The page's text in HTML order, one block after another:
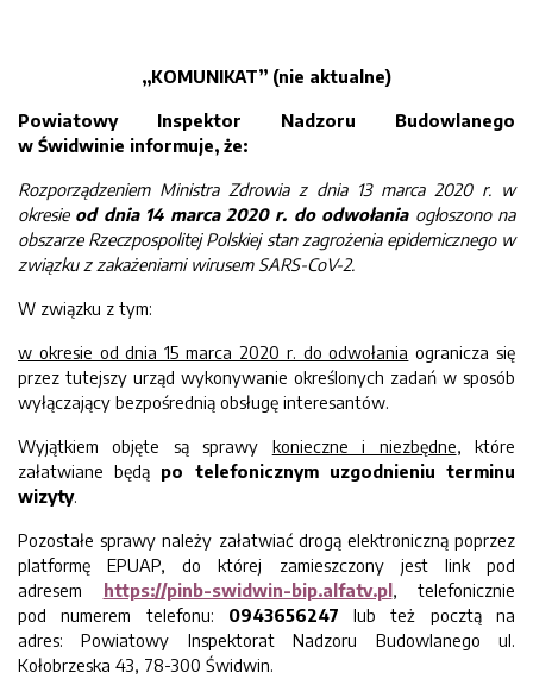
„KOMUNIKAT” (nie aktualne)
Powiatowy Inspektor Nadzoru Budowlanego
w Świdwinie informuje, że:
Rozporządzeniem Ministra Zdrowia z dnia 13 marca 2020 r. w
okresie od dnia 14 marca 2020 r. do odwołania ogłoszono na
obszarze Rzeczpospolitej Polskiej stan zagrożenia epidemicznego w
związku z zakażeniami wirusem SARS-CoV-2.
W związku z tym:
w okresie od dnia 15 marca 2020 r. do odwołania ogranicza się
przez tutejszy urząd wykonywanie określonych zadań w sposób
wyłączający bezpośrednią obsługę interesantów.
Wyjątkiem objęte są sprawy konieczne i niezbędne, które
załatwiane będą po telefonicznym uzgodnieniu terminu
wizyty.
Pozostałe sprawy należy załatwiać drogą elektroniczną poprzez
platformę EPUAP, do której zamieszczony jest link pod
adresem https://pinb-swidwin-bip.alfatv.pl, telefonicznie
pod numerem telefonu: 0943656247lub też pocztą na
adres:
Powiatowy Inspektorat Nadzoru Budowlanego ul.
Kołobrzeska 43, 78-300 Świdwin.